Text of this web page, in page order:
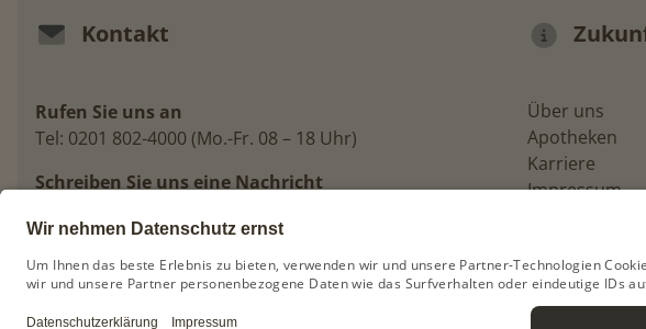
Kontakt
Rufen Sie uns an
Tel: 0201 802-4000 (Mo.-Fr. 08 – 18 Uhr)
Schreiben Sie uns eine Nachricht
Kontaktformular
Über uns
Apotheken
Karriere
Impressum